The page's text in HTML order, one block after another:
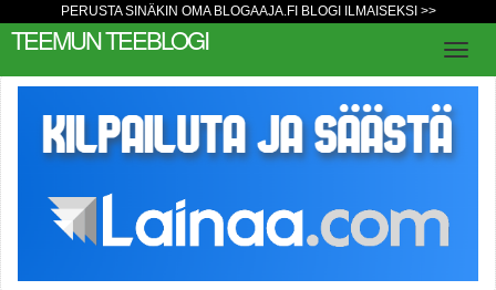
PERUSTA SINÄKIN OMA BLOGAAJA.FI BLOGI ILMAISEKSI >>
TEEMUN TEEBLOGI